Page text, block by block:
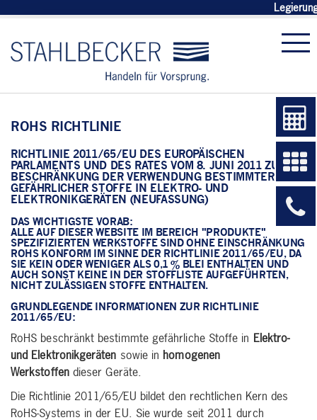
ROHS RICHTLINIE
RICHTLINIE 2011/65/EU DES EUROPÄISCHEN
PARLAMENTS UND DES RATES VOM 8. JUNI 2011 ZUR
BESCHRÄNKUNG DER VERWENDUNG BESTIMMTER
GEFÄHRLICHER STOFFE IN ELEKTRO- UND
ELEKTRONIKGERÄTEN (NEUFASSUNG)
DAS WICHTIGSTE VORAB:
ALLE AUF DIESER WEBSITE IM BEREICH "PRODUKTE"
SPEZIFIZIERTEN WERKSTOFFE SIND OHNE EINSCHRÄNKUNG
ROHS KONFORM IM SINNE DER RICHTLINIE 2011/65/EU, DA
SIE KEIN ODER WENIGER ALS 0,1 % BLEI ENTHALTEN UND
AUCH SONST KEINE IN DER STOFFLISTE AUFGEFÜHRTEN,
NICHT ZULÄSSIGEN STOFFE ENTHALTEN.
GRUNDLEGENDE INFORMATIONEN ZUR RICHTLINIE
2011/65/EU:
RoHS beschränkt bestimmte gefährliche Stoffe in Elektro-
und Elektronikgeräten sowie in homogenen
Werkstoffen dieser Geräte.
Die Richtlinie 2011/65/EU bildet den rechtlichen Kern des
RoHS-Systems in der EU. Sie wurde seit 2011 durch